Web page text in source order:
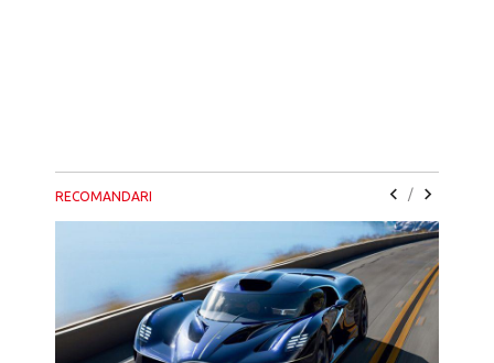
RECOMANDARI /